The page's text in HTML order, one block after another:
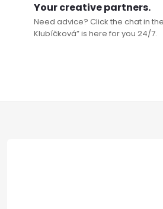
Your creative partners.
Need advice? Click the chat in
Klubíčková” is here for you 24/7.